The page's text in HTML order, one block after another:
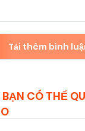
Tải thêm bình
BẠN CÓ THỂ